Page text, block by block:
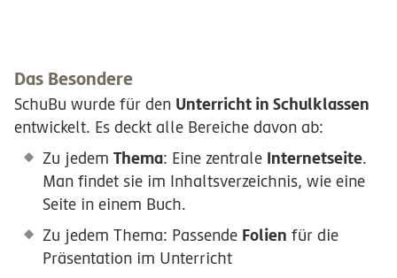
Das Besondere
SchuBu wurde für den Unterricht in Schulklassen
entwickelt. Es deckt alle Bereiche davon ab:
Zu jedem Thema: Eine zentrale Internetseite.
Man findet sie im Inhaltsverzeichnis, wie eine
Seite in einem Buch.
Zu jedem Thema: Passende Folien für die
Präsentation im Unterricht